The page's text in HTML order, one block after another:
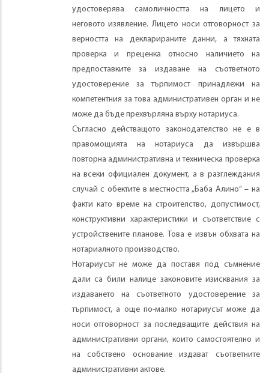
удостоверява самоличността на лицето и
неговото изявление. Лицето носи отговорност за
верността на декларираните данни, а тяхната
проверка и преценка относно наличието на
предпоставките за издаване на съответното
удостоверение за търпимост принадлежи на
компетентния за това административен орган и не
може да бъде прехвърляна върху нотариуса.
Съгласно действащото законодателство не е в
правомощията на нотариуса да извършва
повторна административна и техническа проверка
на всеки официален документ, а в разглеждания
случай с обектите в местността „Баба Алино“ – на
факти като време на строителство, допустимост,
конструктивни характеристики и съответствие с
устройствените планове. Това е извън обхвата на
нотариалното производство.
Нотариусът не може да поставя под съмнение
дали са били налице законовите изисквания за
издаването на съответното удостоверение за
търпимост, а още по-малко нотариусът може да
носи отговорност за последващите действия на
административни органи, които самостоятелно и
на собствено основание издават съответните
административни актове.